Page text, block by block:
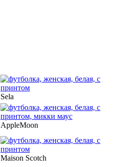
Sela
AppleMoon
Maison Scotch